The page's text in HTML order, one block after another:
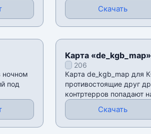
Скачать
ночном
под
Карта
206
Карта de_kgb_map для
противостоящие друг
контртерров попадают
Скачать